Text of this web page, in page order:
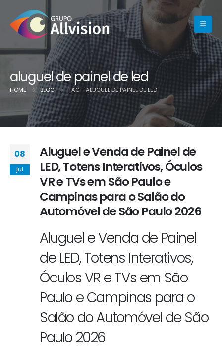
aluguel de painel de led
HOME BLOG TAG - ALUGUEL DE PAINEL DE LED
08
jul
Aluguel e Venda de Painel de
LED, Totens Interativos, Óculos
VR e TVs em São Paulo e
Campinas para o Salão do
Automóvel de São Paulo 2026
Aluguel e Venda de Painel
de LED, Totens Interativos,
Óculos VR e TVs em São
Paulo e Campinas para o
Salão do Automóvel de São
Paulo 2026